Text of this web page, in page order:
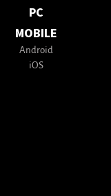
PC
MOBILE
Android
iOS